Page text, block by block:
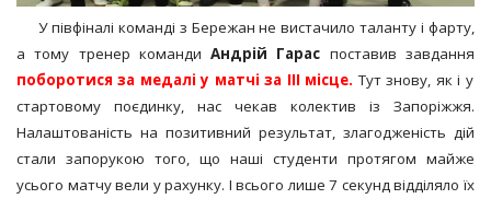
У півфіналі команді з Бережан не вистачило таланту і фарту,
а тому тренер команди Андрій Гарас поставив завдання
поборотися за медалі у матчі за ІІІ місце. Тут знову, як і у
стартовому поєдинку, нас чекав колектив із Запоріжжя.
Налаштованість на позитивний результат, злагодженість дій
стали запорукою того, що наші студенти протягом майже
усього матчу вели у рахунку. І всього лише 7 секунд відділяло їх